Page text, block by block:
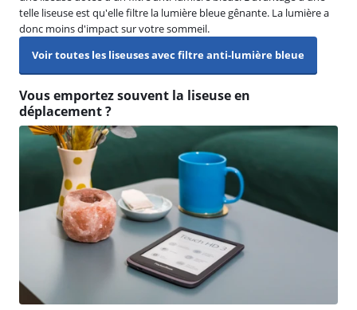
telle liseuse est qu'elle filtre la lumière bleue gênante. La lumière a
donc moins d'impact sur votre sommeil.
Voir toutes les liseuses avec filtre anti-lumière bleue
Vous emportez souvent la liseuse en
déplacement ?